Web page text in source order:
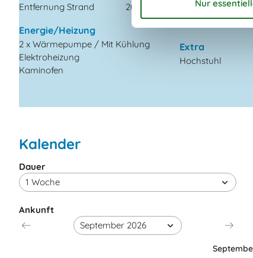
Entfernung Strand
208 m
Energie/Heizung
2 x Wärmepumpe / Mit Kühlung
Elektroheizung
Kaminofen
Parabol
Extra
Hochstuhl
Kalender
Ankunft
Dauer